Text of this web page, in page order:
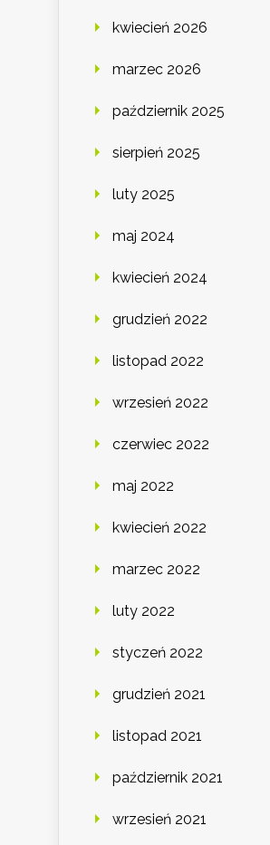
kwiecień 2026
marzec 2026
październik 2025
sierpień 2025
luty 2025
maj 2024
kwiecień 2024
grudzień 2022
listopad 2022
wrzesień 2022
czerwiec 2022
maj 2022
kwiecień 2022
marzec 2022
luty 2022
styczeń 2022
grudzień 2021
listopad 2021
październik 2021
wrzesień 2021